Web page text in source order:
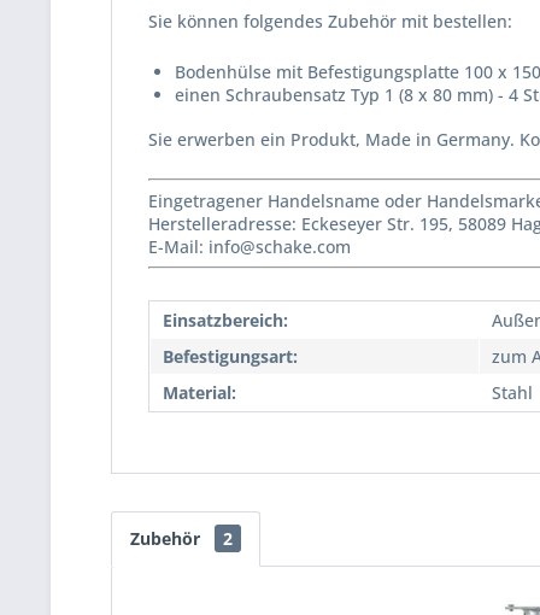
Sie können folgendes Zubehör mit bestellen:
Bodenhülse mit Befestigungsplatte 100 x
einen Schraubensatz Typ 1 (8 x 80 mm) - 4
Sie erwerben ein Produkt, Made in Germany.
Eingetragener Handelsname oder
Herstelleradresse: Eckeseyer Str. 195, 58089
E-Mail: info@schake.com
Einsatzbereich:
Befestigungsart:
zum
Material:
Stahl
Zubehör 2